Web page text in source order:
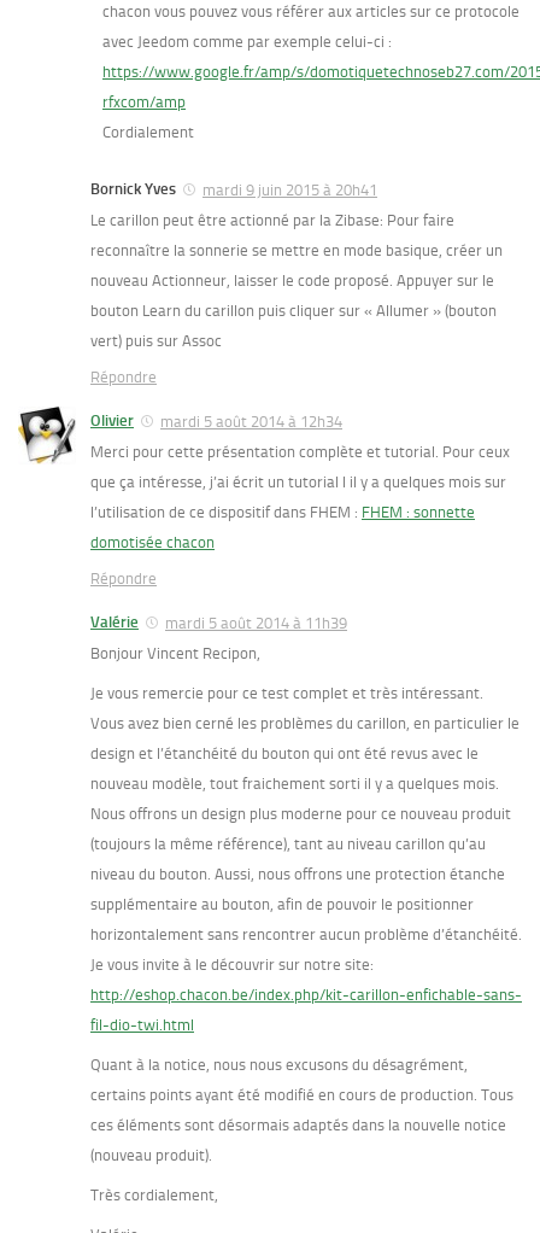
chacon vous pouvez vous référer aux articles sur ce protocole
avec Jeedom comme par exemple celui-ci :
https://www.google.fr/amp/s/domotiquetechnoseb27.com/
rfxcom/amp
Cordialement
Bornick Yves
mardi 9 juin 2015 à 20h41
Le carillon peut être actionné par la Zibase: Pour faire
reconnaître la sonnerie se mettre en mode basique, créer un
nouveau Actionneur, laisser le code proposé. Appuyer sur le
bouton Learn du carillon puis cliquer sur « Allumer » (bouton
vert) puis sur Assoc
Répondre
Olivier
mardi 5 août 2014 à 12h34
Merci pour cette présentation complète et tutorial. Pour ceux
que ça intéresse, j’ai écrit un tutorial l il y a quelques mois sur
l’utilisation de ce dispositif dans FHEM : FHEM : sonnette
domotisée chacon
Répondre
Valérie
mardi 5 août 2014 à 11h39
Bonjour Vincent Recipon,
Je vous remercie pour ce test complet et très intéressant.
Vous avez bien cerné les problèmes du carillon, en particulier le
design et l’étanchéité du bouton qui ont été revus avec le
nouveau modèle, tout fraichement sorti il y a quelques mois.
Nous offrons un design plus moderne pour ce nouveau produit
(toujours la même référence), tant au niveau carillon qu’au
niveau du bouton. Aussi, nous offrons une protection étanche
supplémentaire au bouton, afin de pouvoir le positionner
horizontalement sans rencontrer aucun problème d’étanchéité.
Je vous invite à le découvrir sur notre site:
http://eshop.chacon.be/index.php/kit-carillon-enfichable-sans-
fil-dio-twi.html
Quant à la notice, nous nous excusons du désagrément,
certains points ayant été modifié en cours de production. Tous
ces éléments sont désormais adaptés dans la nouvelle notice
(nouveau produit).
Très cordialement,